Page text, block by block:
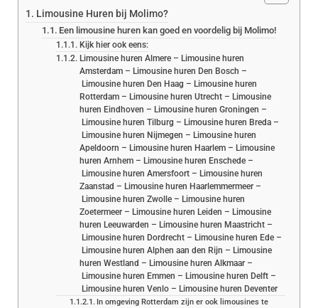
Limousine Huren bij Molimo?
Een limousine huren kan goed en voordelig bij Molimo!
Kijk hier ook eens:
Limousine huren Almere – Limousine huren
Amsterdam – Limousine huren Den Bosch –
Limousine huren Den Haag – Limousine huren
Rotterdam – Limousine huren Utrecht – Limousine
huren Eindhoven – Limousine huren Groningen –
Limousine huren Tilburg – Limousine huren Breda –
Limousine huren Nijmegen – Limousine huren
Apeldoorn – Limousine huren Haarlem – Limousine
huren Arnhem – Limousine huren Enschede –
Limousine huren Amersfoort – Limousine huren
Zaanstad – Limousine huren Haarlemmermeer –
Limousine huren Zwolle – Limousine huren
Zoetermeer – Limousine huren Leiden – Limousine
huren Leeuwarden – Limousine huren Maastricht –
Limousine huren Dordrecht – Limousine huren Ede –
Limousine huren Alphen aan den Rijn – Limousine
huren Westland – Limousine huren Alkmaar –
Limousine huren Emmen – Limousine huren Delft –
Limousine huren Venlo – Limousine huren Deventer
In omgeving Rotterdam zijn er ook limousines te